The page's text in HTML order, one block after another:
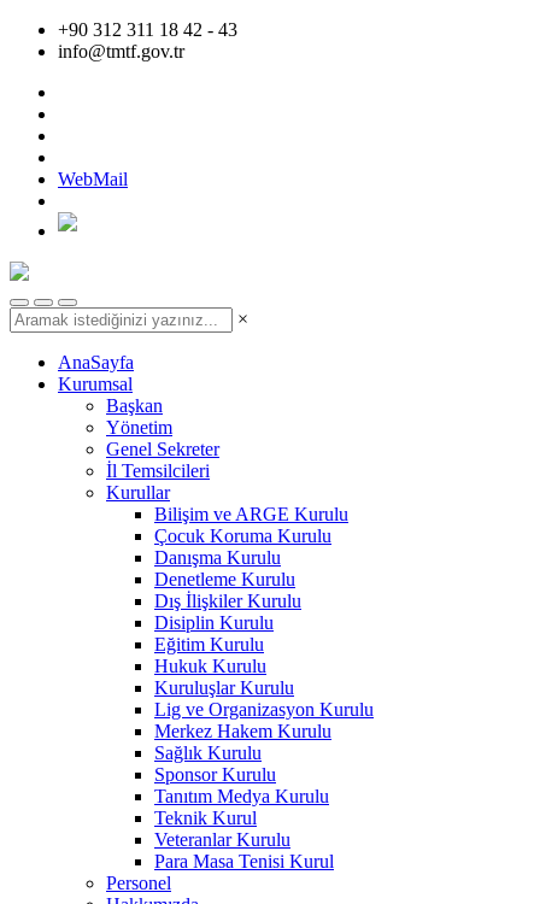
+90 312 311 18 42 - 43
info@tmtf.gov.tr
WebMail
×
AnaSayfa
Kurumsal
Başkan
Yönetim
Genel Sekreter
İl Temsilcileri
Kurullar
Bilişim ve ARGE Kurulu
Çocuk Koruma Kurulu
Danışma Kurulu
Denetleme Kurulu
Dış İlişkiler Kurulu
Disiplin Kurulu
Eğitim Kurulu
Hukuk Kurulu
Kuruluşlar Kurulu
Lig ve Organizasyon Kurulu
Merkez Hakem Kurulu
Sağlık Kurulu
Sponsor Kurulu
Tanıtım Medya Kurulu
Teknik Kurul
Veteranlar Kurulu
Para Masa Tenisi Kurul
Personel